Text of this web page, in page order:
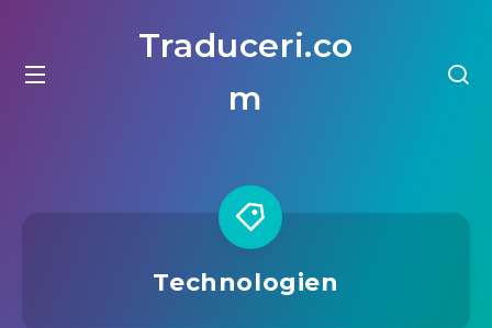
Traduceri.co
m
Technologien